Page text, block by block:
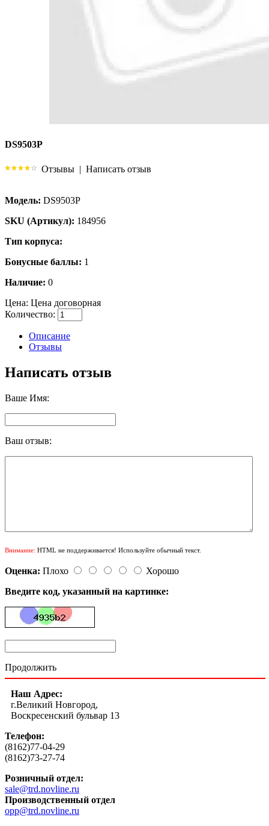
DS9503P
Отзывы | Написать отзыв
Модель: DS9503P
SKU (Артикул): 184956
Тип корпуса:
Бонусные баллы: 1
Наличие: 0
Цена: Цена договорная
Количество:
Описание
Отзывы
Написать отзыв
Ваше Имя:
Ваш отзыв:
Внимание: HTML не поддерживается! Используйте обычный текст.
Оценка: Плохо
Хорошо
Введите код, указанный на картинке:
Продолжить
Наш Адрес:
г.Великий Новгород,
Воскресенский бульвар 13
Телефон:
(8162)77-04-29
(8162)73-27-74
Розничный отдел:
sale@trd.novline.ru
Производственный отдел
opp@trd.novline.ru